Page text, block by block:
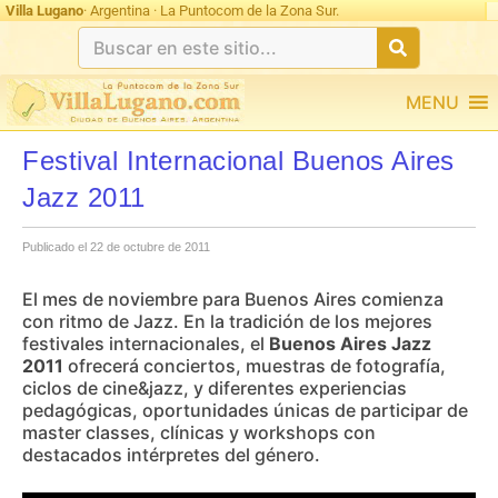
Villa Lugano· Argentina · La Puntocom de la Zona Sur.
MENU
Festival Internacional Buenos Aires
Jazz 2011
Publicado el 22 de octubre de 2011
El mes de noviembre para Buenos Aires comienza
con ritmo de Jazz. En la tradición de los mejores
festivales internacionales, el Buenos Aires Jazz
2011 ofrecerá conciertos, muestras de fotografía,
ciclos de cine&jazz, y diferentes experiencias
pedagógicas, oportunidades únicas de participar de
master classes, clínicas y workshops con
destacados intérpretes del género.